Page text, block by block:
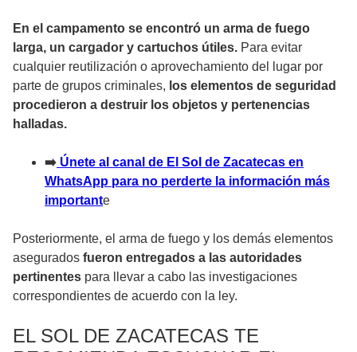
En el campamento se encontró un arma de fuego
larga, un cargador y cartuchos útiles. Para evitar
cualquier reutilización o aprovechamiento del lugar por
parte de grupos criminales, los elementos de seguridad
procedieron a destruir los objetos y pertenencias
halladas.
➡️ Únete al canal de El Sol de Zacatecas en
WhatsApp para no perderte la información más
importante
Posteriormente, el arma de fuego y los demás elementos
asegurados fueron entregados a las autoridades
pertinentes para llevar a cabo las investigaciones
correspondientes de acuerdo con la ley.
EL SOL DE ZACATECAS TE